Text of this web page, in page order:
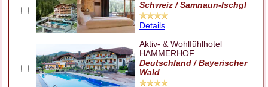
Schweiz / Samnaun-Ischgl
Details
Aktiv- & Wohlfühlhotel
HAMMERHOF
Deutschland / Bayerischer
Wald